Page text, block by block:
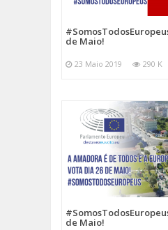
de Maio!
23 Maio 2019 290 K
de Maio!